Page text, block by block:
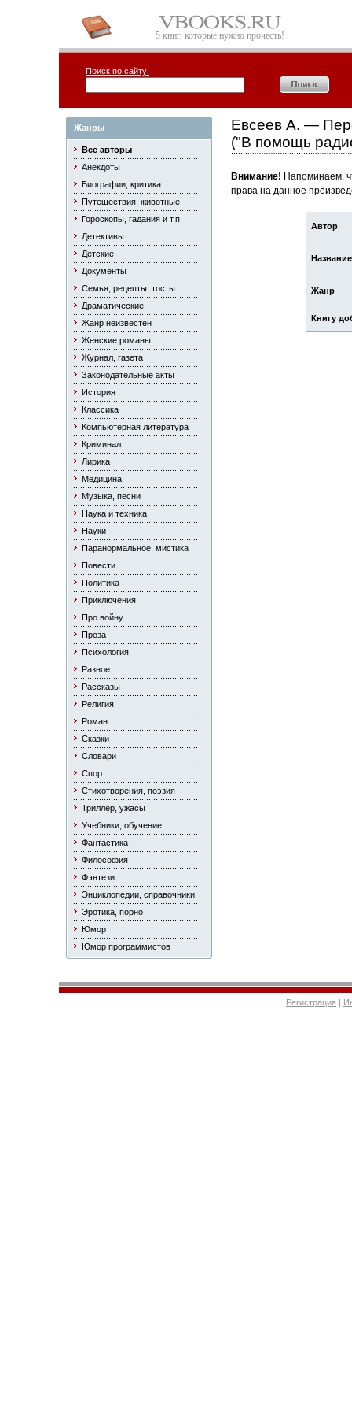
5 книг, которые нужно прочесть!
Поиск по сайту:
Жанры
Все авторы
Анекдоты
Биографии, критика
Путешествия, животные
Гороскопы, гадания и т.п.
Детективы
Детские
Документы
Семья, рецепты, тосты
Драматические
Жанр неизвестен
Женские романы
Журнал, газета
Законодательные акты
История
Классика
Компьютерная литература
Криминал
Лирика
Медицина
Музыка, песни
Наука и техника
Науки
Паранормальное, мистика
Повести
Политика
Приключения
Про войну
Проза
Психология
Разное
Рассказы
Религия
Роман
Сказки
Словари
Спорт
Стихотворения, поэзия
Триллер, ужасы
Учебники, обучение
Фантастика
Философия
Фэнтези
Энциклопедии, справочники
Эротика, порно
Юмор
Юмор программистов
Евсеев А. —
("В помощь
Внимание! Напоминаем,
права на данное
Автор
Название
Жанр
Книгу
Регистрация |